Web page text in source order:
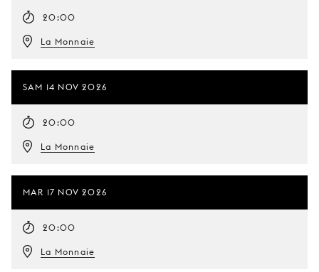
20:00
La Monnaie
SAM 14 NOV 2026
20:00
La Monnaie
MAR 17 NOV 2026
20:00
La Monnaie